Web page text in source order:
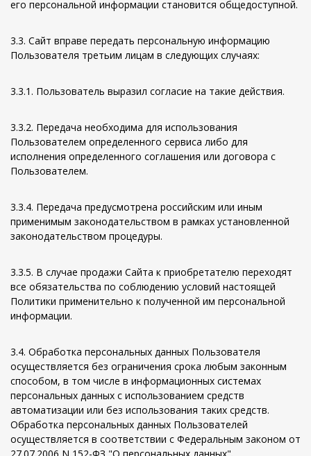
его персональной информации становится общедоступной.
3.3. Сайт вправе передать персональную информацию
Пользователя третьим лицам в следующих случаях:
3.3.1. Пользователь выразил согласие на такие действия.
3.3.2. Передача необходима для использования
Пользователем определенного сервиса либо для
исполнения определенного соглашения или договора с
Пользователем.
3.3.4. Передача предусмотрена российским или иным
применимым законодательством в рамках установленной
законодательством процедуры.
3.3.5. В случае продажи Сайта к приобретателю переходят
все обязательства по соблюдению условий настоящей
Политики применительно к полученной им персональной
информации.
3.4. Обработка персональных данных Пользователя
осуществляется без ограничения срока любым законным
способом, в том числе в информационных системах
персональных данных с использованием средств
автоматизации или без использования таких средств.
Обработка персональных данных Пользователей
осуществляется в соответствии с Федеральным законом от